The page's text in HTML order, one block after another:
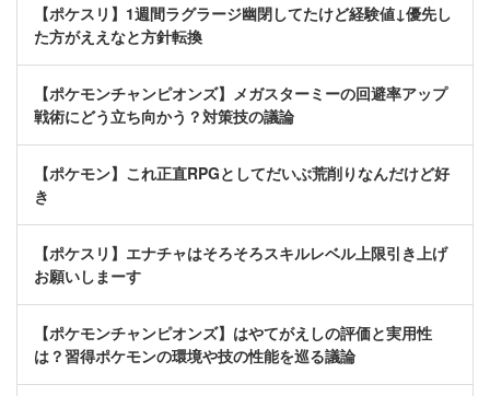
【ポケスリ】1週間ラグラージ幽閉してたけど経験値↓優先し
た方がええなと方針転換
【ポケモンチャンピオンズ】メガスターミーの回避率アップ
戦術にどう立ち向かう？対策技の議論
【ポケモン】これ正直RPGとしてだいぶ荒削りなんだけど好
き
【ポケスリ】エナチャはそろそろスキルレベル上限引き上げ
お願いしまーす
【ポケモンチャンピオンズ】はやてがえしの評価と実用性
は？習得ポケモンの環境や技の性能を巡る議論